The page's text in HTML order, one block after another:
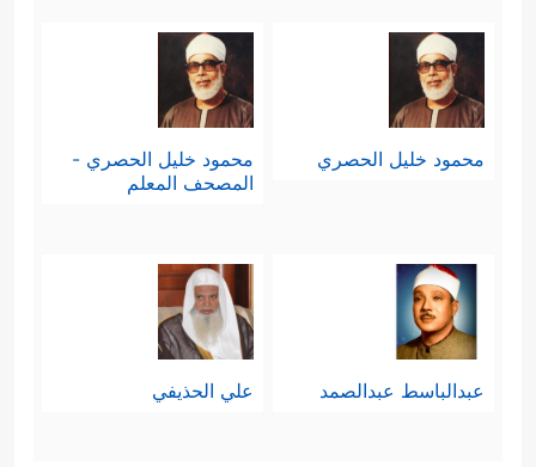
محمود خليل الحصري
محمود خليل الحصري -
المصحف المعلم
عبدالباسط عبدالصمد علي الحذيفي